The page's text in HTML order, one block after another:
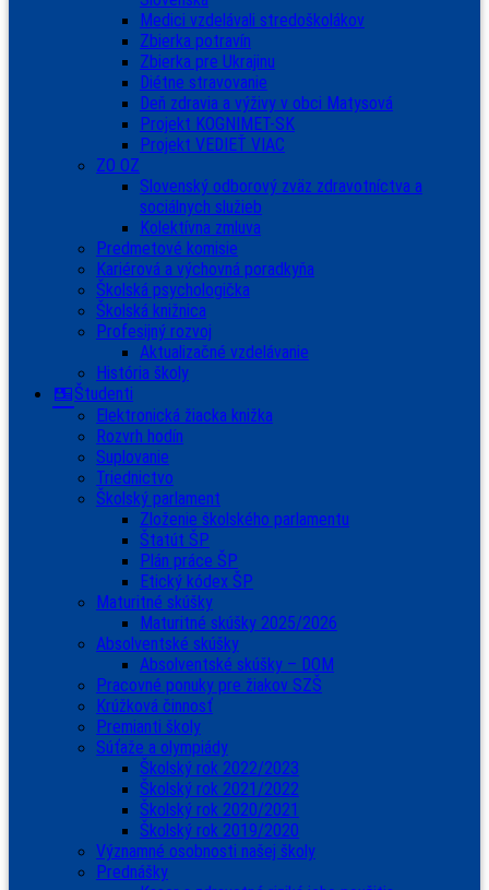
Medici vzdelávali stredoškolákov
Zbierka potravín
Zbierka pre Ukrajinu
Diétne stravovanie
Deň zdravia a výživy v obci Matysová
Projekt KOGNIMET-SK
Projekt VEDIEŤ VIAC
ZO OZ
Slovenský odborový zväz zdravotníctva a
sociálnych služieb
Kolektívna zmluva
Predmetové komisie
Kariérová a výchovná poradkyňa
Školská psychologička
Školská knižnica
Profesijný rozvoj
Aktualizačné vzdelávanie
História školy
Študenti
Elektronická žiacka knižka
Rozvrh hodín
Suplovanie
Triednictvo
Školský parlament
Zloženie školského parlamentu
Štatút ŠP
Plán práce ŠP
Etický kódex ŠP
Maturitné skúšky
Maturitné skúšky 2025/2026
Absolventské skúšky
Absolventské skúšky – DOM
Pracovné ponuky pre žiakov SZŠ
Krúžková činnosť
Premianti školy
Súťaže a olympiády
Školský rok 2022/2023
Školský rok 2021/2022
Školský rok 2020/2021
Školský rok 2019/2020
Významné osobnosti našej školy
Prednášky